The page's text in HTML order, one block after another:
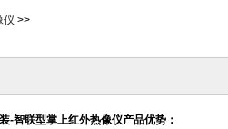
仪 >>
-智联型掌上红外热像仪产品优势：